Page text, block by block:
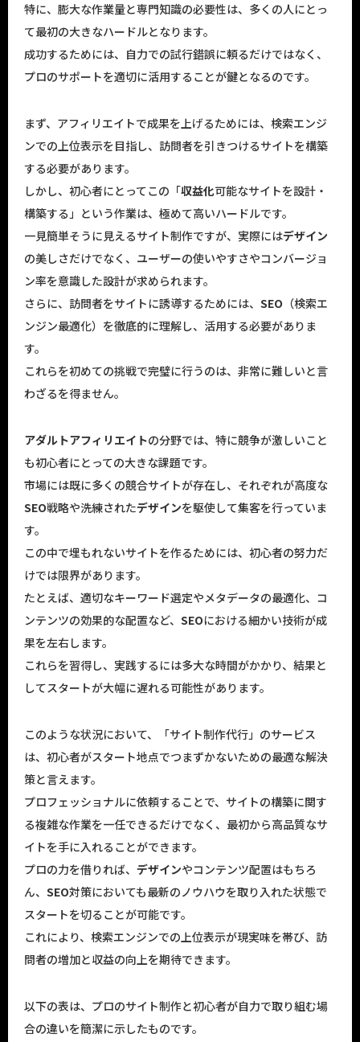
特に、膨大な作業量と専門知識の必要性は、多くの人にとっ
て最初の大きなハードルとなります。
成功するためには、自力での試行錯誤に頼るだけではなく、
プロのサポートを適切に活用することが鍵となるのです。
まず、アフィリエイトで成果を上げるためには、検索エンジ
ンでの上位表示を目指し、訪問者を引きつけるサイトを構築
する必要があります。
しかし、初心者にとってこの「収益化可能なサイトを設計・
構築する」という作業は、極めて高いハードルです。
一見簡単そうに見えるサイト制作ですが、実際にはデザイン
の美しさだけでなく、ユーザーの使いやすさやコンバージョ
ン率を意識した設計が求められます。
さらに、訪問者をサイトに誘導するためには、 SEO （検索エ
ンジン最適化）を徹底的に理解し、活用する必要がありま
す。
これらを初めての挑戦で完璧に行うのは、非常に難しいと言
わざるを得ません。
アダルトアフィリエイトの分野では、特に競争が激しいこと
も初心者にとっての大きな課題です。
市場には既に多くの競合サイトが存在し、それぞれが高度な
SEO戦略や洗練されたデザインを駆使して集客を行っていま
す。
この中で埋もれないサイトを作るためには、初心者の努力だ
けでは限界があります。
たとえば、適切なキーワード選定やメタデータの最適化、コ
ンテンツの効果的な配置など、 SEOにおける細かい技術が成
果を左右します。
これらを習得し、実践するには多大な時間がかかり、結果と
してスタートが大幅に遅れる可能性があります。
このような状況において、「サイト制作代行」のサービス
は、初心者がスタート地点でつまずかないための最適な解決
策と言えます。
プロフェッショナルに依頼することで、サイトの構築に関す
る複雑な作業を一任できるだけでなく、最初から高品質なサ
イトを手に入れることができます。
プロの力を借りれば、 デザインやコンテンツ配置はもちろ
ん、 SEO対策においても最新のノウハウを取り入れた状態で
スタートを切ることが可能です。
これにより、検索エンジンでの上位表示が現実味を帯び、訪
問者の増加と収益の向上を期待できます。
以下の表は、プロのサイト制作と初心者が自力で取り組む場
合の違いを簡潔に示したものです。